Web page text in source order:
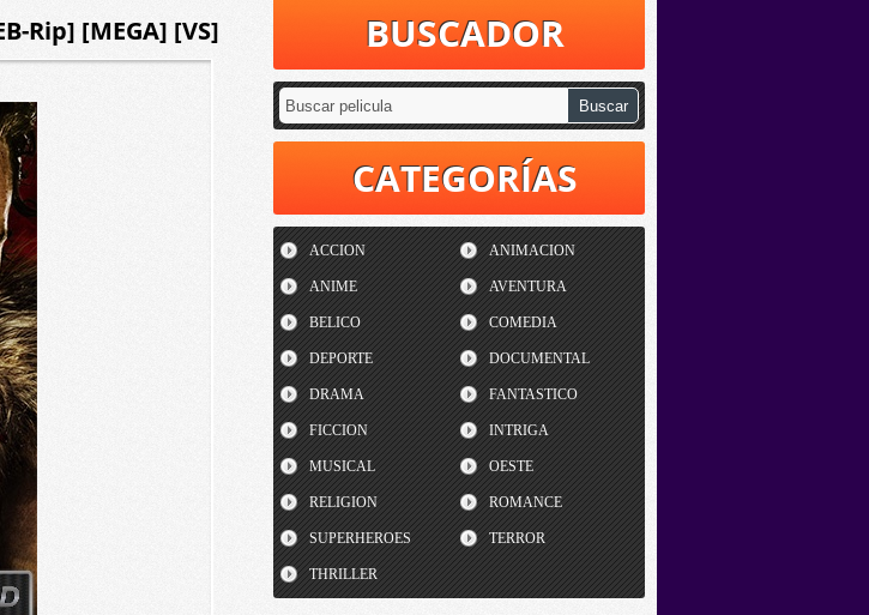
Rip] [MEGA] [VS] BUSCADOR
CATEGORÍAS
ACCION ANIMACION
ANIME AVENTURA
BELICO COMEDIA
DEPORTE DOCUMENTAL
DRAMA FANTASTICO
FICCION INTRIGA
MUSICAL OESTE
RELIGION ROMANCE
SUPERHEROES TERROR
THRILLER